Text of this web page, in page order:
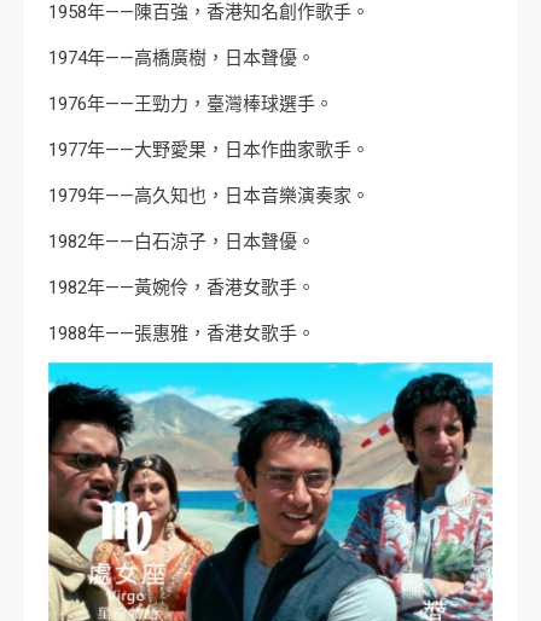
1958年——陳百強，香港知名創作歌手。
1974年——高橋廣樹，日本聲優。
1976年——王勁力，臺灣棒球選手。
1977年——大野愛果，日本作曲家歌手。
1979年——高久知也，日本音樂演奏家。
1982年——白石涼子，日本聲優。
1982年——黃婉伶，香港女歌手。
1988年——張惠雅，香港女歌手。